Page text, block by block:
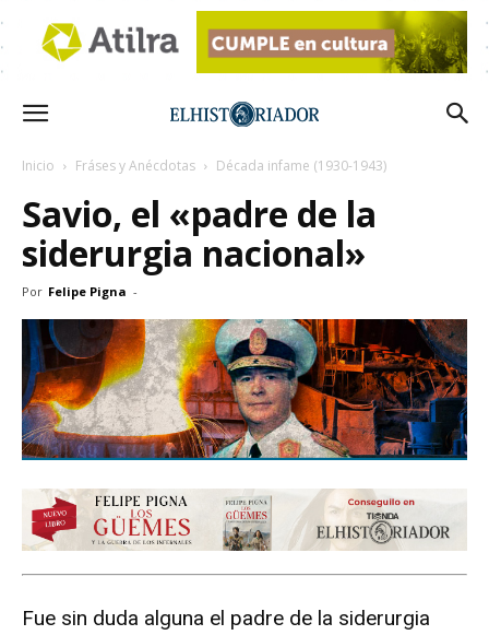
Inicio Fráses y Anécdotas Década infame (1930-1943)
Savio, el «padre de la
siderurgia nacional»
Por Felipe Pigna -
Fue sin duda alguna el padre de la siderurgia